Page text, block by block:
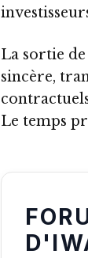
La sortie
sincère,
Le temps